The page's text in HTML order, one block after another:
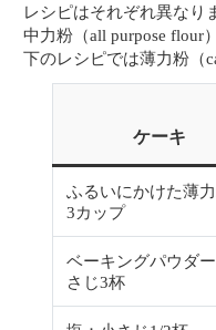
レシピはそれぞれ異なり
中力粉（all purpose flour
下のレシピでは薄力粉（
ケーキ
ふるいにかけた薄力
3カップ
ベーキングパウダ
さじ3杯